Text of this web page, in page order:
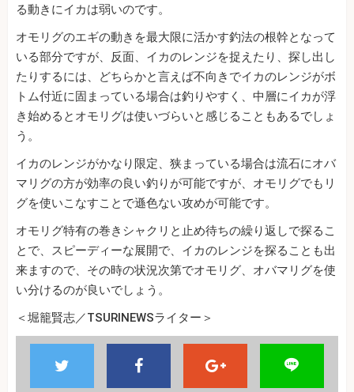
る動きにイカは弱いのです。
オモリグのエギの動きを最大限に活かす釣法の根幹となって
いる部分ですが、反面、イカのレンジを捉えたり、探し出し
たりするには、どちらかと言えば不向きでイカのレンジがボ
トム付近に固まっている場合は釣りやすく、中層にイカが浮
き始めるとオモリグは使いづらいと感じることもあるでしょ
う。
イカのレンジがかなり限定、狭まっている場合は流石にオバ
マリグの方が効率の良い釣りが可能ですが、オモリグでもリ
グを使いこなすことで遜色ない攻めが可能です。
オモリグ特有の巻きシャクリと止め待ちの繰り返しで探るこ
とで、スピーディーな展開で、イカのレンジを探ることも出
来ますので、その時の状況次第でオモリグ、オバマリグを使
い分けるのが良いでしょう。
＜堀籠賢志／TSURINEWSライター＞